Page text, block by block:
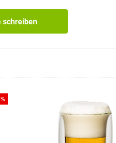
schreiben